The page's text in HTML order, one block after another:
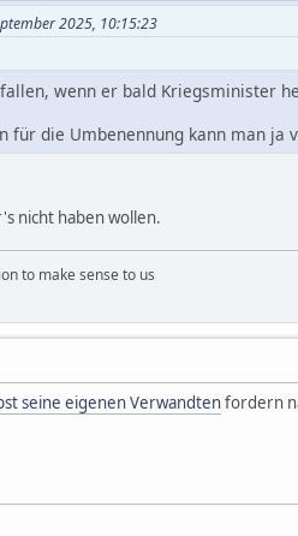
2025, 10:15:23
wenn er bald Kriegsminister
für die Umbenennung kann man ja
nicht haben wollen.
to make sense to us
seine eigenen Verwandtenfordern